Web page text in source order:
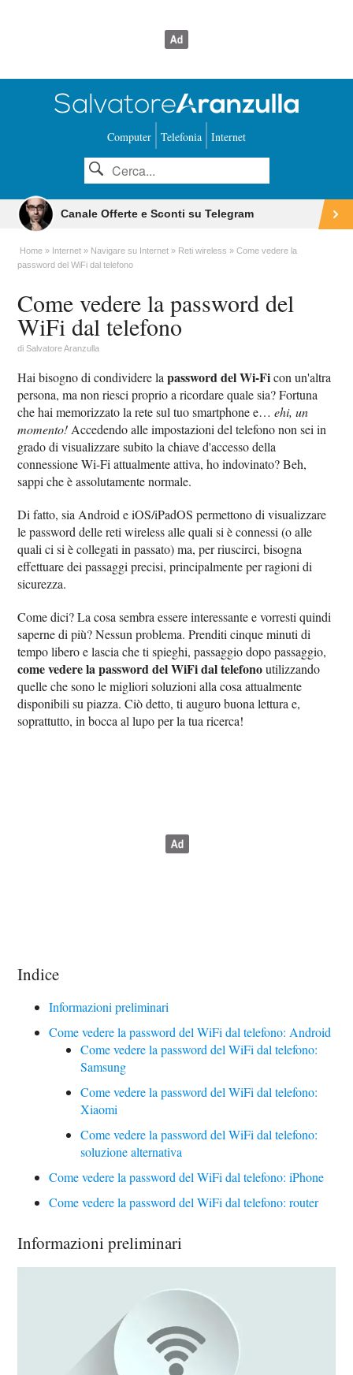
Computer Telefonia Internet
Canale Offerte e Sconti su Telegram
Home Internet Navigare su Internet Reti wireless
Come vedere la
password del WiFi dal telefono
Come vedere la password del
WiFi dal telefono
diSalvatore Aranzulla
Hai bisogno di condividere lapassword del Wi-Ficon un'altra
persona, ma non riesci proprio a ricordare quale sia? Fortuna
che hai memorizzato la rete sul tuo smartphone e…ehi, un
momento! Accedendo alle impostazioni del telefono non sei in
grado di visualizzare subito la chiave d'accesso della
connessione Wi-Fi attualmente attiva, ho indovinato? Beh,
sappi che è assolutamente normale.
Di fatto, sia Android e iOS/iPadOS permettono di visualizzare
le password delle reti wireless alle quali si è connessi (o alle
quali ci si è collegati in passato) ma, per riuscirci, bisogna
effettuare dei passaggi precisi, principalmente per ragioni di
sicurezza.
Come dici? La cosa sembra essere interessante e vorresti quindi
saperne di più? Nessun problema. Prenditi cinque minuti di
tempo libero e lascia che ti spieghi, passaggio dopo passaggio,
come vedere la password del WiFi dal telefonoutilizzando
quelle che sono le migliori soluzioni alla cosa attualmente
disponibili su piazza. Ciò detto, ti auguro buona lettura e,
soprattutto, in bocca al lupo per la tua ricerca!
Indice
Informazioni preliminari
Come vedere la password del WiFi dal telefono: Android
Come vedere la password del WiFi dal telefono:
Samsung
Come vedere la password del WiFi dal telefono:
Xiaomi
Come vedere la password del WiFi dal telefono:
soluzione alternativa
Come vedere la password del WiFi dal telefono: iPhone
Come vedere la password del WiFi dal telefono: router
Informazioni preliminari